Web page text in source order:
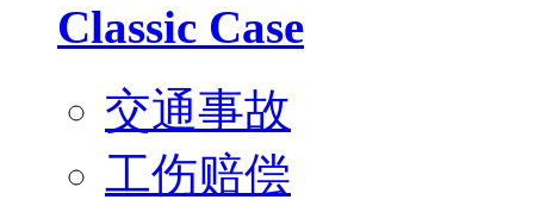
Classic Case
交通事故
工伤赔偿